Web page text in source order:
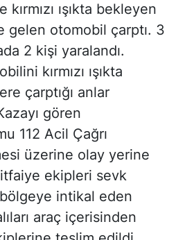
ışıkta bekleyen
gelen otomobil çarptı. 3
2 kişi yaralandı.
kırmızı ışıkta
çarptığı anlar
gören
112 Acil Çağrı
üzerine olay yerine
ekipleri sevk
intikal eden
araç içerisinden